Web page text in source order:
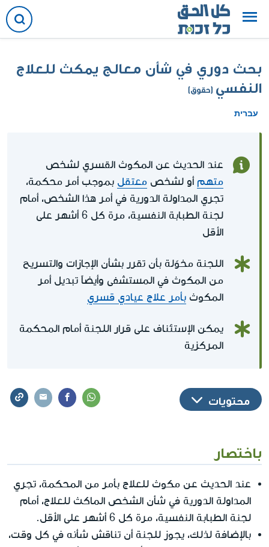
بحث دوري في شأن معالج يمكث للعلاج
النفسي (حقوق)
עברית
عند الحديث عن المكوث القسري لشخص
متهم أو لشخص معتقل بموجب أمر محكمة،
تجري المداولة الدورية في أمر هذا الشخص، أمام
لجنة الطبابة النفسية، مرة كل 6 أشهر على
الأقل
اللجنة مخوّلة بأن تقرر بشأن الإجازات والتسريح
من المكوث في المستشفى وأيضاً تبديل أمر
المكوث بأمر علاج عيادي قسري
يمكن الإستئناف على قرار اللجنة أمام المحكمة
المركزية
محتويات
باختصار
عند الحديث عن مكوث للعلاج بأمر من المحكمة، تجري
المداولة الدورية في شأن الشخص الماكث للعلاج، أمام
لجنة الطبابة النفسية، مرة كل 6 أشهر على الأقل.
بالإضافة لذلك، يجوز للجنة أن تناقش شأنه في كل وقت،